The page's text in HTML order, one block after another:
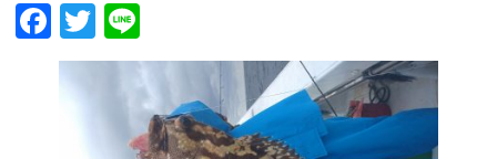
Facebook
Twitter